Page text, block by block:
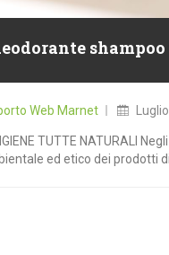
Web Marnet
TUTTE NATURALI
ed etico dei prodotti